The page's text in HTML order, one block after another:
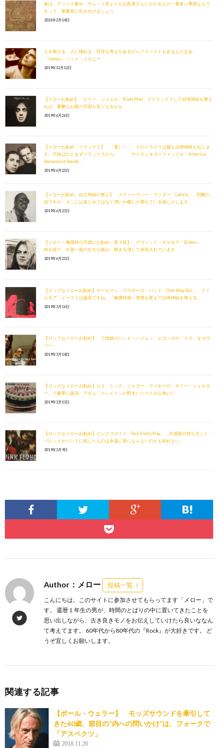
春は アッツイ夏や サム～イ冬よりもお医者さんにかかる人が一番多い季節なんで
すって、寒暖差に気を付けましょう
2021年2月14日
人を称える 人に憧れる 対等な考えがあるからリスペクトもあるんだなあ
「James」パット・メセニー
2019年12月12日
【メローお勧め】 ビリー・ジョエル「Piano Man」でリラックスして自律神経を整え
れば、憂鬱なお腹の不調も良くなるかも。
2019年6月26日
【メローお勧め・リラックス】 「暑い！」 そのイライラは腸も自律神経も乱しま
す。不快はひとまずリラックスから。 サイモン＆ガーファンクル「America-
homewerd bound」
2019年6月25日
【メローお勧め・自立神経の整え】 スティーヴィー・ワンダー「Lately」、別離の
詩ですが、そこには哀しみではなく潤いや癒しが満ちている感じがします。
2019年6月23日
【メロー・梅雨時の不調にお勧め・第３段】 デヴィッド・ギルモア「Echoes」
時を経て、Ｂ面一面の壮大な曲が、輝きを増して表現されています。
2019年6月21日
【ロックなメローお勧め】オールマン・ブラザーズ・バンド「One Way Out」、フィ
ルモア・イーストは最高ですね。「健康情報：習慣を変えて自律神経を整える」
2019年3月16日
【ロックなメローお勧め】 三姉妹のバンド＜ハイム＞ ビヨンセの「ＸＯ」をカヴ
ァー
2019年3月14日
【ロックなメローお勧め】Ｕ２、ミック・ジャガー、ファギーが「ギミー・シェルタ
ー」で豪華に協演、アダム・クレイトンの野太いベースが心地いい
2019年3月13日
【ロックなメローお勧め】ピンクフロイド「See Emily Play」、共感覚の持ち主シド・
バレットがバンドに残したものは永遠に形にならないのかも知れない
2019年3月9日
Author：メロー 投稿一覧
こんにちは。このサイトに参加させてもらってます「メロー」で
す。 還暦１年生の男が、時間のとばりの中に置いてきたことを
思い出しながら、古き良きモノをお伝えしていけたら良いななん
て考えてます。 60年代から80年代の『Rock』が大好きです。 ど
うぞ宜しくお願いします。
関連する記事
【ポール・ウェラー】 モッズサウンドを牽引して
きた60歳、節目の”内への問いかけ”は、フォークで
「アスペクツ」
2018.11.26